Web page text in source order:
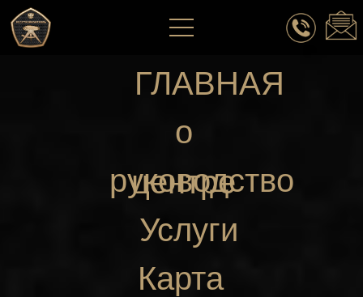
руководство
Карта
ГЛАВНАЯ
о
центре
Услуги